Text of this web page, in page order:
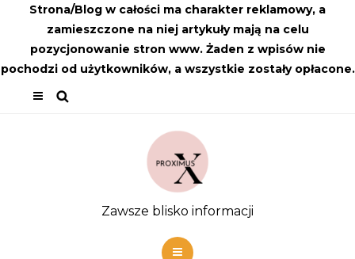
Strona/Blog w całości ma charakter reklamowy, a
zamieszczone na niej artykuły mają na celu
pozycjonowanie stron www. Żaden z wpisów nie
pochodzi od użytkowników, a wszystkie zostały opłacone.
Zawsze blisko informacji